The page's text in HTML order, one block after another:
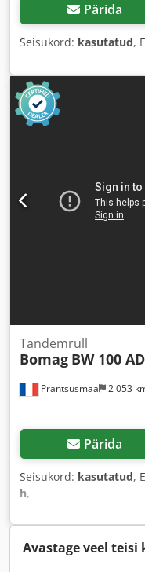
Pärida
Seisukord: kasutatud,
Prantsusmaa 2 053
Tandemrull
Bomag BW 100
Pärida
Seisukord: kasutatud,
h,
Avastage veel